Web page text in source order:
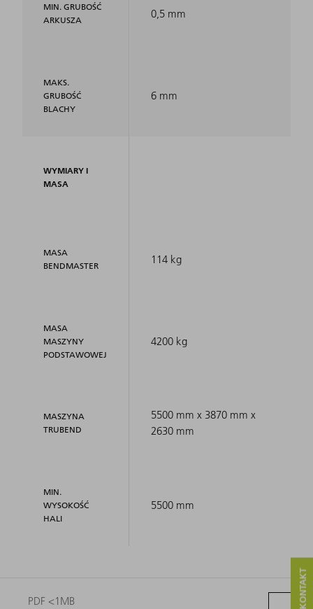
MIN. GRUBOŚĆ
ARKUSZA
MAKS.
GRUBOŚĆ
BLACHY
WYMIARY I
MASA
MASA
BENDMASTER
MASA
MASZYNY
PODSTAWOWEJ
MASZYNA
TRUBEND
MIN.
WYSOKOŚĆ
HALI
0,5 mm
6 mm
114 kg
4200 kg
5500 mm x 3870 mm x
2630 mm
5500 mm
PDF <1MB